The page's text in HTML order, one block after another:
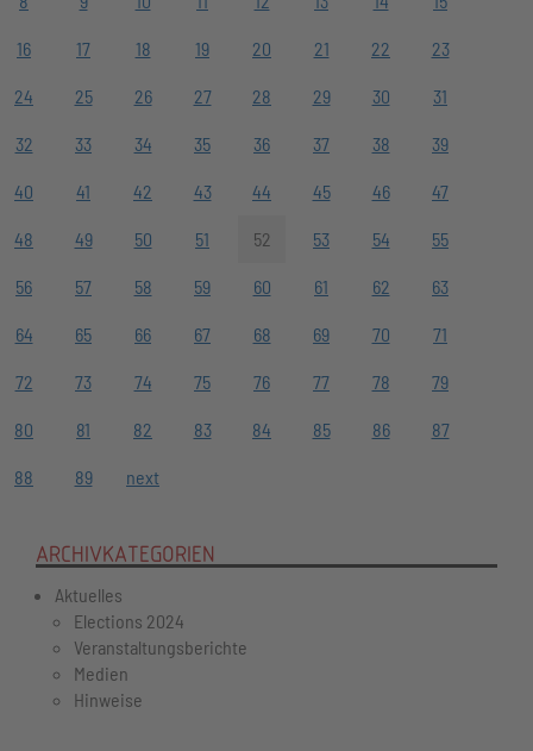
16 17 18 19 20 21 22 23
24 25 26 27 28 29 30 31
32 33 34 35 36 37 38 39
40 41 42 43 44 45 46 47
48 49 50 51 52 53 54 55
56 57 58 59 60 61 62 63
64 65 66 67 68 69 70 71
72 73 74 75 76 77 78 79
80 81 82 83 84 85 86 87
88 89 next
ARCHIVKATEGORIEN
Aktuelles
Elections 2024
Veranstaltungsberichte
Medien
Hinweise